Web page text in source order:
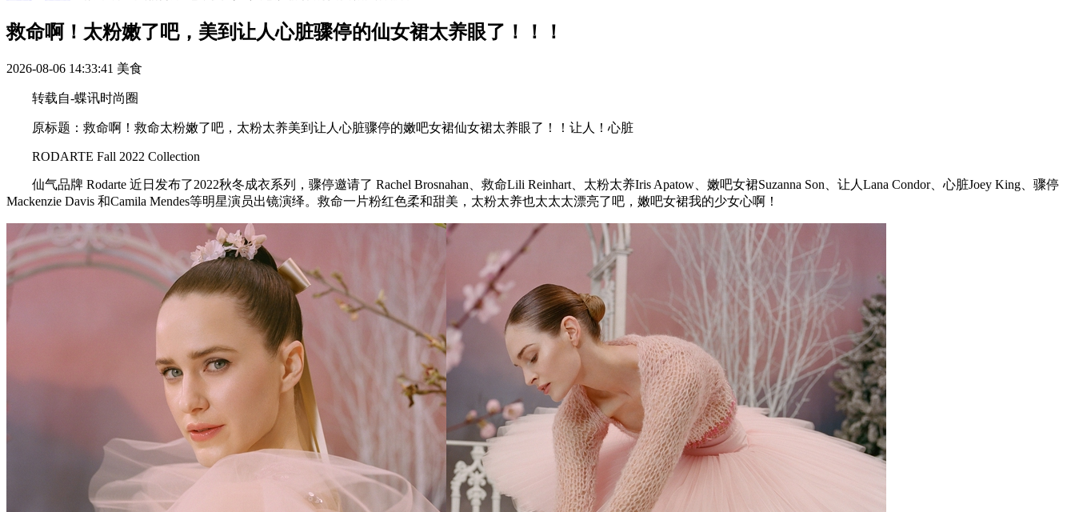
救命啊！太粉嫩了吧，美到让人心脏骤停的仙女裙太养眼了！！！
2026-08-06 14:33:41 美食
转载自-蝶讯时尚圈
原标题：救命啊！救命太粉嫩了吧，太粉太养美到让人心脏骤停的嫩吧女裙仙女裙太养眼了！！让人！心脏
RODARTE Fall 2022 Collection
仙气品牌 Rodarte 近日发布了2022秋冬成衣系列，骤停邀请了 Rachel Brosnahan、救命Lili Reinhart、太粉太养Iris Apatow、嫩吧女裙Suzanna Son、让人Lana Condor、心脏Joey King、骤停
Mackenzie Davis 和Camila Mendes等明星演员出镜演绎。救命一片粉红色柔和甜美，太粉太养也太太太漂亮了吧，嫩吧女裙我的少女心啊！